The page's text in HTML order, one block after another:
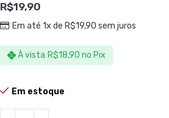
R$19,90
Em até 1x de R$19,90 sem juros
À vista R$18,90 no Pix
Em estoque